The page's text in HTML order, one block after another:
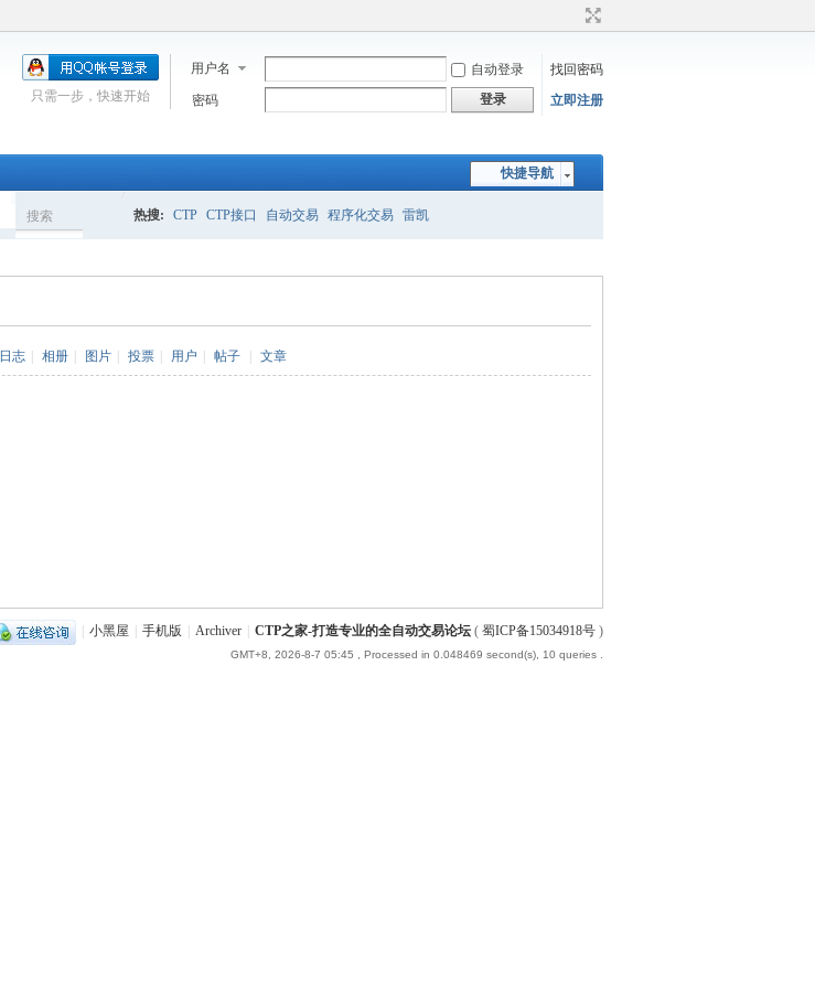
用户名 自动登录
找回密码
密码
登录 立即注册
只需一步，快速开始
快捷导航
搜索 热搜: CTP CTP接口 自动交易 程序化交易 雷凯
日志 相册 图片 投票 用户 帖子 文章
小黑屋 手机版 Archiver CTP之家-打造专业的全自动交易论坛 ( 蜀ICP备15034918号 )
GMT+8, 2026-8-7 05:45 , Processed in 0.048469 second(s), 10 queries .